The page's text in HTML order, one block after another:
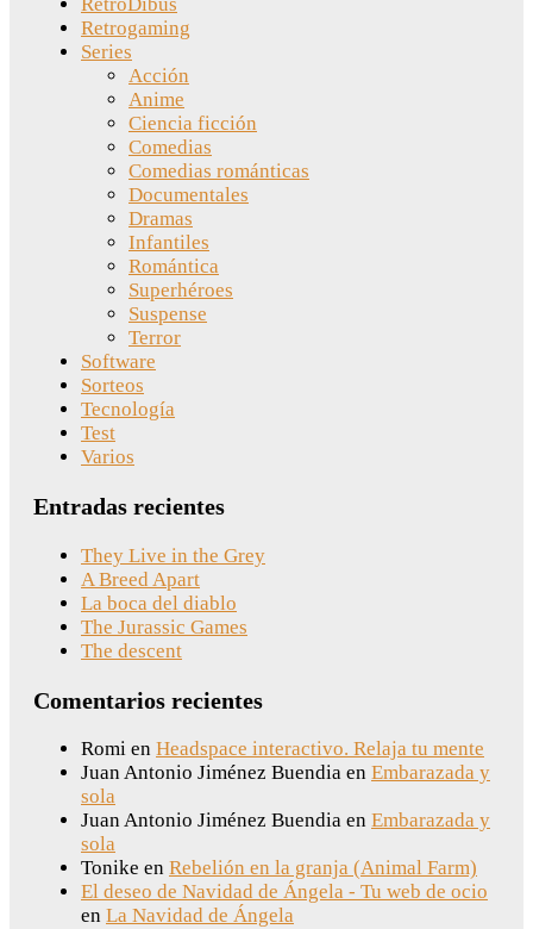
Retrogaming
Series
Acción
Anime
Ciencia ficción
Comedias
Comedias románticas
Documentales
Dramas
Infantiles
Romántica
Superhéroes
Suspense
Terror
Software
Sorteos
Tecnología
Test
Varios
Entradas recientes
They Live in the Grey
A Breed Apart
La boca del diablo
The Jurassic Games
The descent
Comentarios recientes
Romi en Headspace interactivo. Relaja tu mente
Juan Antonio Jiménez Buendia en Embarazada y
sola
Juan Antonio Jiménez Buendia en Embarazada y
sola
Tonike en Rebelión en la granja (Animal Farm)
El deseo de Navidad de Ángela - Tu web de ocio
en La Navidad de Ángela